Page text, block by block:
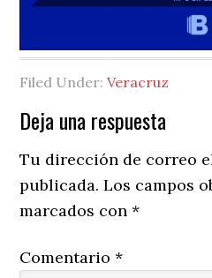
Filed Under:Veracruz
Reader
Interactions
Deja una respuesta
Tu dirección de correo
publicada. Los campos
marcados con*
Comentario*